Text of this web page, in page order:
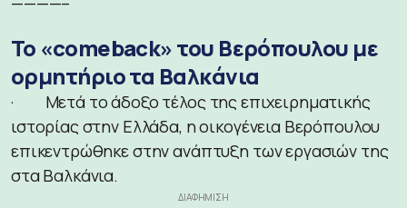
Το «comeback» του Βερόπουλου με
ορμητήριο τα Βαλκάνια
· Μετά το άδοξο τέλος της επιχειρηματικής
ιστορίας στην Ελλάδα, η οικογένεια Βερόπουλου
επικεντρώθηκε στην ανάπτυξη των εργασιών της
στα Βαλκάνια.